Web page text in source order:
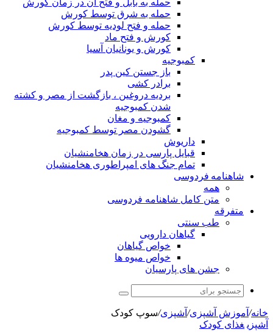
حمله به بابل و فتح آن در زمان کورش
حمله به شرق توسط کورش
حمله و فتح لودیه توسط کورش
کورش و فتح ماد
کورش و یونانیان آسیا
کمبوجیه
باز جستن کین پدر
برادر کشی
بردیه دروغین ، بازگشت از مصر و کشته
شدن کمبوجیه
کمبوجیه و مغان
گشودن مصر توسط کمبوجیه
داریوش
قبایل پارسی در زمان هخامنشیان
تمام جنگ های امپراطوری هخامنشیان
شاهنامه فردوسی
همه
متن کامل شاهنامه فردوسی
متفرقه
طب سنتی
گیاهان دارویی
خواص گیاهان
خواص میوه ها
جشن های پارسیان
جستجو
برای
خانه/ آموزش آشپزی/ آشپزی/سوپ کودک
آشپزی غذای کودک